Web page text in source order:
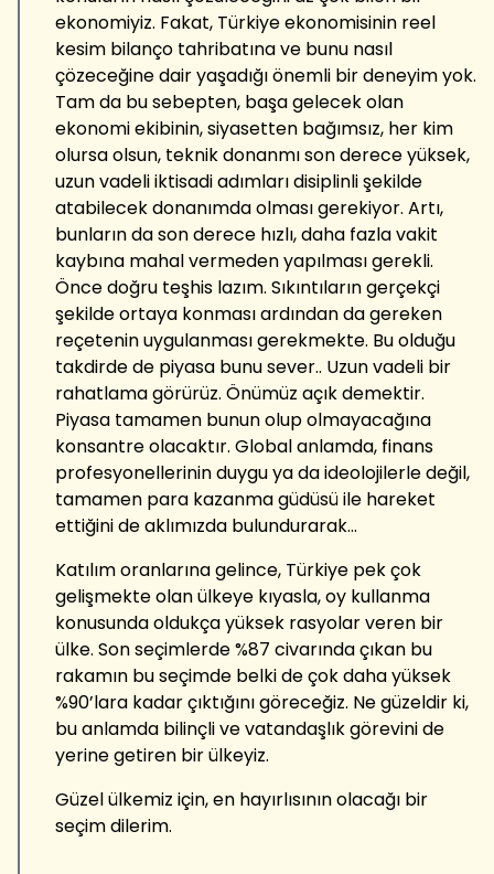
ekonomiyiz. Fakat, Türkiye ekonomisinin reel
kesim bilanço tahribatına ve bunu nasıl
çözeceğine dair yaşadığı önemli bir deneyim yok.
Tam da bu sebepten, başa gelecek olan
ekonomi ekibinin, siyasetten bağımsız, her kim
olursa olsun, teknik donanmı son derece yüksek,
uzun vadeli iktisadi adımları disiplinli şekilde
atabilecek donanımda olması gerekiyor. Artı,
bunların da son derece hızlı, daha fazla vakit
kaybına mahal vermeden yapılması gerekli.
Önce doğru teşhis lazım. Sıkıntıların gerçekçi
şekilde ortaya konması ardından da gereken
reçetenin uygulanması gerekmekte. Bu olduğu
takdirde de piyasa bunu sever.. Uzun vadeli bir
rahatlama görürüz. Önümüz açık demektir.
Piyasa tamamen bunun olup olmayacağına
konsantre olacaktır. Global anlamda, finans
profesyonellerinin duygu ya da ideolojilerle değil,
tamamen para kazanma güdüsü ile hareket
ettiğini de aklımızda bulundurarak...
Katılım oranlarına gelince, Türkiye pek çok
gelişmekte olan ülkeye kıyasla, oy kullanma
konusunda oldukça yüksek rasyolar veren bir
ülke. Son seçimlerde %87 civarında çıkan bu
rakamın bu seçimde belki de çok daha yüksek
%90’lara kadar çıktığını göreceğiz. Ne güzeldir ki,
bu anlamda bilinçli ve vatandaşlık görevini de
yerine getiren bir ülkeyiz.
Güzel ülkemiz için, en hayırlısının olacağı bir
seçim dilerim.